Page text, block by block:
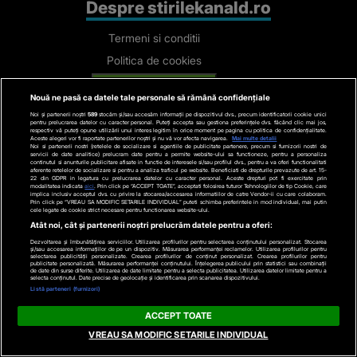
Despre stirilekanald.ro
Termeni si conditii
Politica de cookies
Cod deontologic
Avertisment
Contact
Politica de confidentialitate
Categorii
Stiri Politice
Educatie
Stiri externe
Life
Nouă ne pasă ca datele tale personale să rămână confidențiale
Noi și partenerii noștri 589stocăm și/sau accesăm informații pe dispozitivul dvs., precum identificatorii cookie unici
pentru prelucrarea datelor cu caracter personal. Puteți accepta sau gestiona preferințele dvs. făcând clic mai jos,
respectiv vă puteți opune utilizării unui interes legitim în orice moment pe pagina cu politica de confidențialitate.
Aceste alegeri vor fi raportate partenerilor noștri și nu vă vor afecta navigarea.
Mai multe detalii
Noi si partenerii nostri (retelele de socializare si agentiile de publicitate partenere, precum si furnizorii nostri de
servicii de date analitice) prelucram date pentru a permite website-ului sa functioneze, pentru a personaliza
continutul si anunturile publicitare afisate in functie de interesele si/sau profilul dvs., pentru a va oferi functionalitati
aferente retelelor de socializare si pentru a analiza traficul pe website. Beneficiati de drepturile prevazute de art. 15-
22 din GDPR in legatura cu prelucrarea datelor cu caracter personal. Aceste drepturi pot fi exercitate prin
modalitatea indicataaici . Prin click pe “ACCEPT TOATE”, acceptati folosirea tuturor Tehnologiilor de tip Cookie, care
implica inclusiv acceptul dvs. cu privire la stocarea/accesarea informatiilor de catre Vendor-ii cu care colaboram.
Prin click pe “VREAU SA MODIFIC SETARILE INDIVIDUAL” puteti schimba preferintele in mod individual, mai putin
cele legate de cookie strict necesare pentru functionarea website-ului.
Atât noi, cât și partenerii noștri prelucrăm datele pentru a oferi:
Dezvoltarea și îmbunătățirea serviciilor. Utilizarea profilurilor pentru selectarea conținutului personalizat. Stocarea
și/sau accesarea informațiilor de pe un dispozitiv. Măsurarea performanței reclamelor. Utilizarea profilurilor pentru
selectarea publicității personalizate. Crearea profilurilor de conținut personalizat. Crearea profilurilor pentru
publicitate personalizată. Măsurarea performanței conținutului. Înțelegerea publicului prin statistici sau combinații
de date din surse diferite. Utilizarea de date limitate pentru a selecta publicitatea. Utilizarea datelor limitate pentru a
selecta conținutul. Date precise de geolocație și identificarea prin scanarea dispozitivului.
Listă parteneri (furnizori)
ACCEPT TOATE
VREAU SA MODIFIC SETARILE INDIVIDUAL